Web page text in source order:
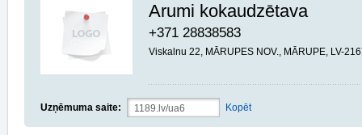
Arumi kokaudzētava
+371 28838583
Viskalnu 22, MĀRUPES NOV., MĀRUPE, LV-
Uzņēmuma saite: Kopēt